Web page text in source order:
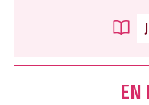
EN